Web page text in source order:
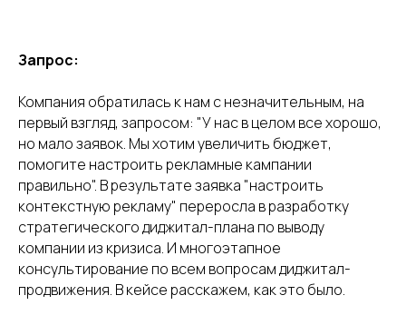
Запрос:
Компания обратилась к нам с незначительным, на
первый взгляд, запросом: "У нас в целом все хорошо,
но мало заявок. Мы хотим увеличить бюджет,
помогите настроить рекламные кампании
правильно". В результате заявка "настроить
контекстную рекламу" переросла в разработку
стратегического диджитал-плана по выводу
компании из кризиса. И многоэтапное
консультирование по всем вопросам диджитал-
продвижения. В кейсе расскажем, как это было.